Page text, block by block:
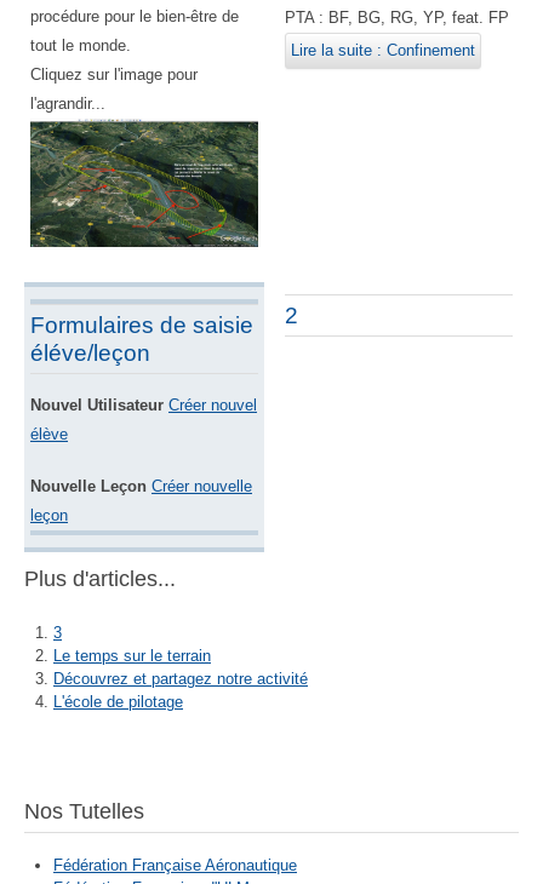
procédure pour le bien-être de
tout le monde.
Cliquez sur l'image pour
l'agrandir...
PTA : BF, BG, RG, YP, feat. FP
Lire la suite : Confinement
Formulaires de saisie
éléve/leçon
Nouvel Utilisateur Créer nouvel
élève
Nouvelle Leçon Créer nouvelle
leçon
2
Plus d'articles...
3
Le temps sur le terrain
Découvrez et partagez notre activité
L'école de pilotage
Nos Tutelles
Fédération Française Aéronautique